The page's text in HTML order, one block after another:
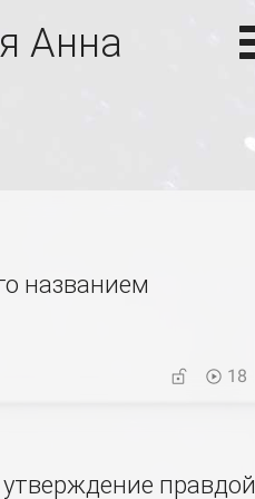
Анна
названием
18
правдой